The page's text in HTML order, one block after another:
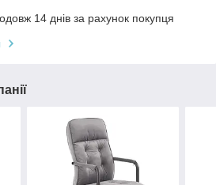
14 днів за рахунок покупця